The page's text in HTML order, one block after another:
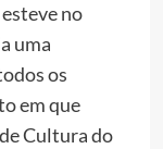
no
uma
os
em que
Cultura do